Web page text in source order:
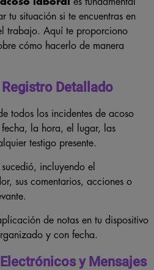
tu situación si te encuentras en
trabajo. Aquí te proporciono
cómo hacerlo de manera
Detallado
todos los incidentes de acoso
la hora, el lugar, las
testigo presente.
incluyendo el
sus comentarios, acciones o
de notas en tu dispositivo
y con fecha.
y Mensajes